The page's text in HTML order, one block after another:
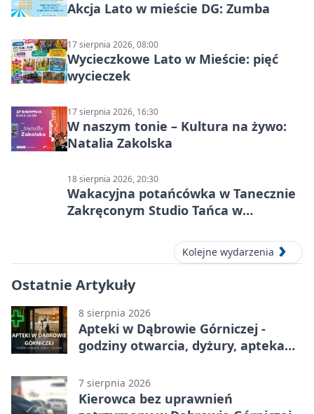
Akcja Lato w mieście DG: Zumba
17 sierpnia 2026, 08:00
Wycieczkowe Lato w Mieście: pięć
wycieczek
17 sierpnia 2026, 16:30
W naszym tonie – Kultura na żywo:
Natalia Zakolska
18 sierpnia 2026, 20:30
Wakacyjna potańcówka w Tanecznie
Zakręconym Studio Tańca w
Kolejne wydarzenia
Ostatnie Artykuły
8 sierpnia 2026
Apteki w Dąbrowie Górniczej -
godziny otwarcia, dyżury, apteka
7 sierpnia 2026
Kierowca bez uprawnień